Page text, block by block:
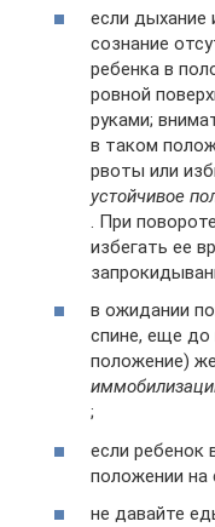
если дыхание
сознание
ребенка в
ровной
руками;
в таком
рвоты или
устойчивое
. При
избегать ее
в ожидании
спине, еще до
положение)
;
если ребенок
положении на
не давайте